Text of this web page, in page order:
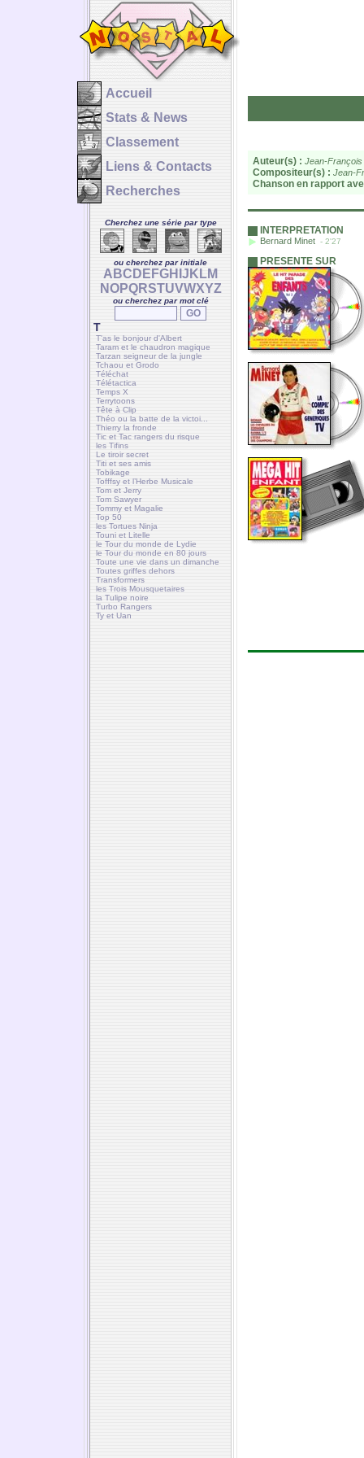
Accueil
Stats & News
Classement
Liens & Contacts
Recherches
Cherchez une série par type
ou cherchez par initiale
A BC D E FGH J K LM
NOPQRSTUVWXYZ
ou cherchez par mot clé
T
T'as le bonjour d'Albert
Taram et le chaudron magique
Tarzan seigneur de la jungle
Tchaou et Grodo
Téléchat
Télétactica
Temps X
Terrytoons
Tête à Clip
Théo ou la batte de la victoi...
Thierry la fronde
Tic et Tac rangers du risque
les Tifins
Le tiroir secret
Titi et ses amis
Tobikage
Tofffsy et l’Herbe Musicale
Tom et Jerry
Tom Sawyer
Tommy et Magalie
Top 50
les Tortues Ninja
Touni et Litelle
le Tour du monde de Lydie
le Tour du monde en 80 jours
Toute une vie dans un dimanche
Toutes griffes dehors
Transformers
les Trois Mousquetaires
la Tulipe noire
Turbo Rangers
Ty et Uan
Auteur(s) : Jean-
Compositeur(s) : Jean-
Chanson en rapport
INTERPRETATION
Bernard Minet - 2'27
PRESENTE SUR